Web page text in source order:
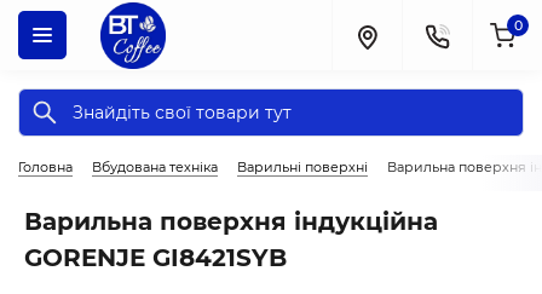
0
Головна Вбудована техніка Варильні поверхні Варильна поверхня
Варильна поверхня індукційна
GORENJE GI8421SYB